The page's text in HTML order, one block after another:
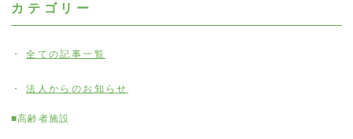
カテゴリー
全ての記事一覧
法人からのお知らせ
■高齢者施設